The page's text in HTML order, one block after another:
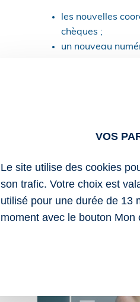
les nouvelles
chèques ;
un nouveau
Actualité de
novembre 2025.
Assurés volontaires :
VOS
Le site utilise des cookies
son trafic. Votre choix est
utilisé pour une durée de 13
moment avec le bouton